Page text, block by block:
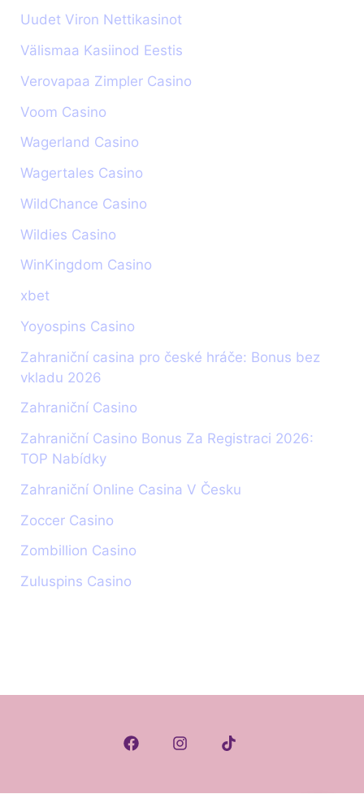
Uudet Viron Nettikasinot
Välismaa Kasiinod Eestis
Verovapaa Zimpler Casino
Voom Casino
Wagerland Casino
Wagertales Casino
WildChance Casino
Wildies Casino
WinKingdom Casino
xbet
Yoyospins Casino
Zahraniční casina pro české hráče: Bonus bez
vkladu 2026
Zahraniční Casino
Zahraniční Casino Bonus Za Registraci 2026:
TOP Nabídky
Zahraniční Online Casina V Česku
Zoccer Casino
Zombillion Casino
Zuluspins Casino